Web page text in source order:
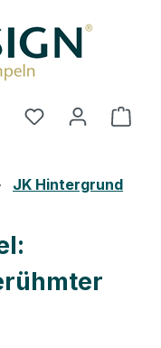
Du hast 0
JK Hintergrund